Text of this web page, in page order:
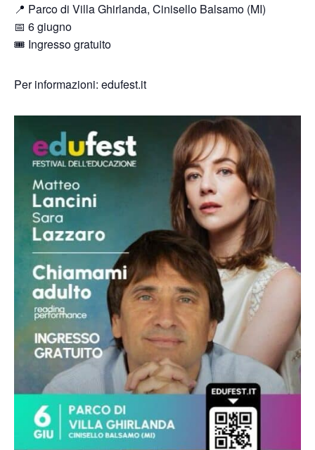
📍 Parco di Villa Ghirlanda, Cinisello Balsamo (MI)
📅 6 giugno
🎟️ Ingresso gratuito
Per informazioni: edufest.it